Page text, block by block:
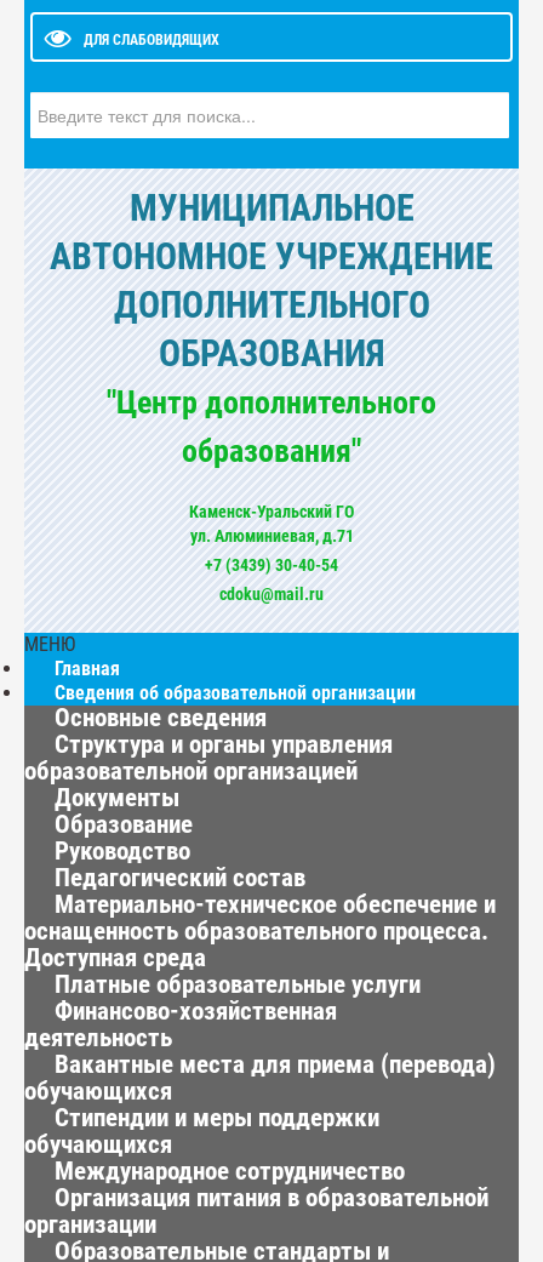
ДЛЯ СЛАБОВИДЯЩИХ
МУНИЦИПАЛЬНОЕ
АВТОНОМНОЕ УЧРЕЖДЕНИЕ
ДОПОЛНИТЕЛЬНОГО
ОБРАЗОВАНИЯ
"Центр дополнительного
образования"
Каменск-Уральский ГО
ул. Алюминиевая, д.71
+7 (3439) 30-40-54
cdoku@mail.ru
МЕНЮ
Главная
Сведения об образовательной организации
Основные сведения
Структура и органы управления
образовательной организацией
Документы
Образование
Руководство
Педагогический состав
Материально-техническое обеспечение и
оснащенность образовательного процесса.
Доступная среда
Платные образовательные услуги
Финансово-хозяйственная
деятельность
Вакантные места для приема (перевода)
обучающихся
Стипендии и меры поддержки
обучающихся
Международное сотрудничество
Организация питания в образовательной
организации
Образовательные стандарты и